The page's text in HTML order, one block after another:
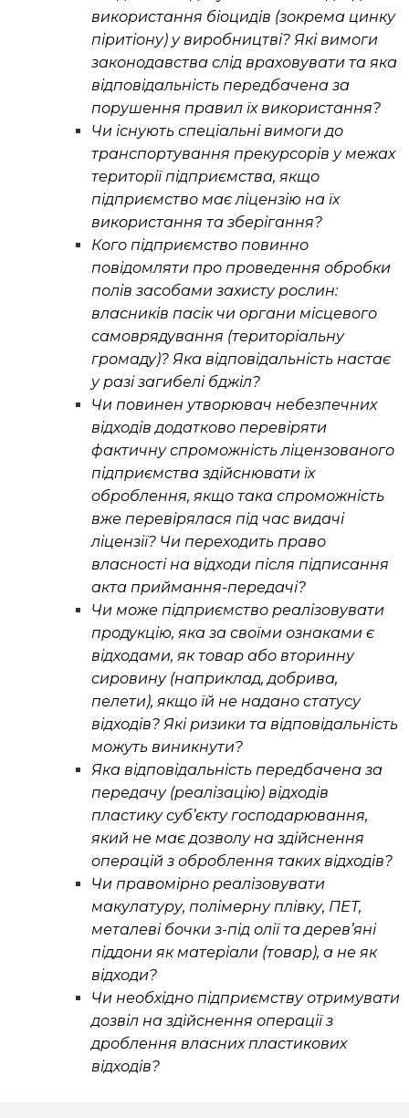
використання біоцидів (зокрема цинку
піритіону) у виробництві? Які вимоги
законодавства слід враховувати та яка
відповідальність передбачена за
порушення правил їх використання?
Чи існують спеціальні вимоги до
транспортування прекурсорів у межах
території підприємства, якщо
підприємство має ліцензію на їх
використання та зберігання?
Кого підприємство повинно
повідомляти про проведення обробки
полів засобами захисту рослин:
власників пасік чи органи місцевого
самоврядування (територіальну
громаду)? Яка відповідальність настає
у разі загибелі бджіл?
Чи повинен утворювач небезпечних
відходів додатково перевіряти
фактичну спроможність ліцензованого
підприємства здійснювати їх
оброблення, якщо така спроможність
вже перевірялася під час видачі
ліцензії? Чи переходить право
власності на відходи після підписання
акта приймання-передачі?
Чи може підприємство реалізовувати
продукцію, яка за своїми ознаками є
відходами, як товар або вторинну
сировину (наприклад, добрива,
пелети), якщо їй не надано статусу
відходів? Які ризики та відповідальність
можуть виникнути?
Яка відповідальність передбачена за
передачу (реалізацію) відходів
пластику суб’єкту господарювання,
який не має дозволу на здійснення
операцій з оброблення таких відходів?
Чи правомірно реалізовувати
макулатуру, полімерну плівку, ПЕТ,
металеві бочки з-під олії та дерев’яні
піддони як матеріали (товар), а не як
відходи?
Чи необхідно підприємству отримувати
дозвіл на здійснення операції з
дроблення власних пластикових
відходів?